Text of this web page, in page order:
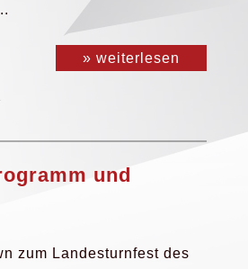
» weiterlesen
und
zum Landesturnfest des